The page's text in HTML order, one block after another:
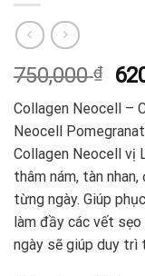
750,000₫
Collagen Neocell –
Neocell
Collagen Neocell vị
thâm nám, tàn
từng ngày. Giúp
làm đầy các vết sẹo
ngày sẽ giúp duy trì